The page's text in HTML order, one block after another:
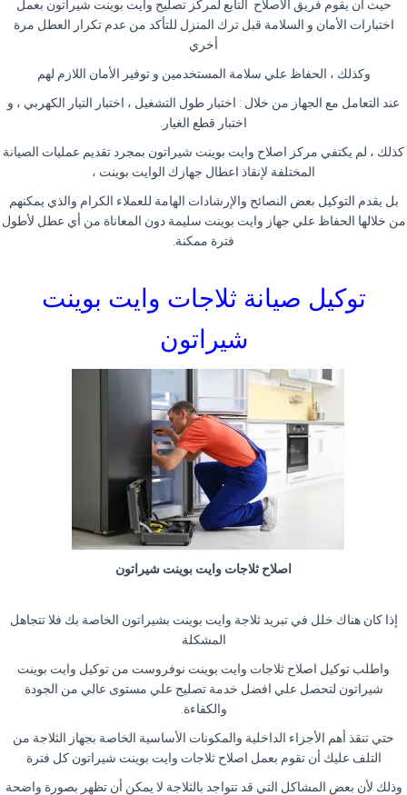
حيث ان يقوم فريق الاصلاح التابع لمركز تصليح وايت بوينت شيراتون بعمل
اختبارات الأمان و السلامة قبل ترك المنزل للتأكد من عدم تكرار العطل مرة
أخري
وكذلك ، الحفاظ علي سلامة المستخدمين و توفير الأمان اللازم لهم
عند التعامل مع الجهاز من خلال : اختبار طول التشغيل ، اختبار التيار الكهربي ، و
اختبار قطع الغيار
كذلك ، لم يكتفي مركز اصلاح وايت بوينت شيراتون بمجرد تقديم عمليات الصيانة
المختلفة لإنقاذ اعطال جهازك الوايت بوينت ،
بل يقدم التوكيل بعض النصائح والإرشادات الهامة للعملاء الكرام والذي يمكنهم
من خلالها الحفاظ علي جهاز وايت بوينت سليمة دون المعاناة من أي عطل لأطول
فترة ممكنة
توكيل صيانة ثلاجات وايت بوينت
شيراتون
اصلاح ثلاجات وايت بوينت شيراتون
إذا كان هناك خلل في تبريد ثلاجة وايت بوينت بشيراتون الخاصة بك فلا تتجاهل
المشكلة
واطلب توكيل اصلاح ثلاجات وايت بوينت نوفروست من توكيل وايت بوينت
شيراتون لتحصل علي افضل خدمة تصليح علي مستوى عالي من الجودة
والكفاءة
حتي تنقذ أهم الأجزاء الداخلية والمكونات الأساسية الخاصة بجهاز الثلاجة من
التلف عليك أن تقوم بعمل اصلاح ثلاجات وايت بوينت شيراتون كل فترة
وذلك لأن بعض المشاكل التي قد تتواجد بالثلاجة لا يمكن أن تظهر بصورة واضحة